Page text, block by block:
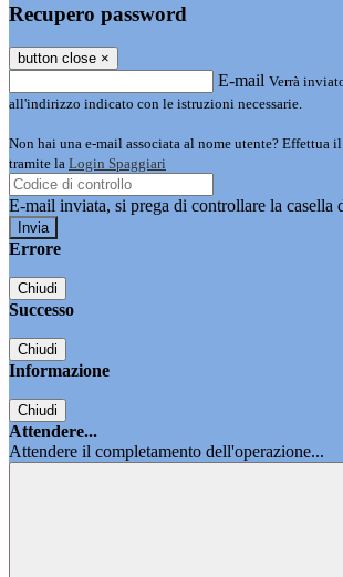
Recupero password
button close ×
E-mail Verrà
all'indirizzo indicato con le istruzioni necessarie.
Non hai una e-mail associata al nome utente? Effettua
tramite la Login Spaggiari
E-mail inviata, si prega di controllare la casella
Errore
Chiudi
Successo
Chiudi
Informazione
Chiudi
Attendere...
Attendere il completamento dell'operazione...